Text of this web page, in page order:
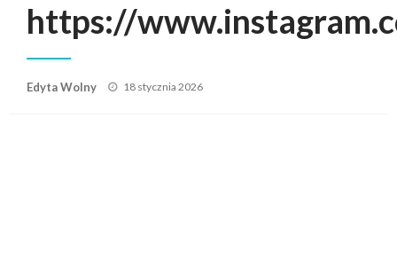
https://
Edyta Wolny
Posted
18 stycznia 2026